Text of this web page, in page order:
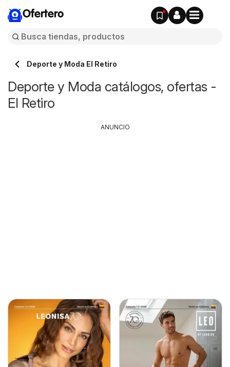
Ofertero
Deporte y Moda El Retiro
Deporte y Moda catálogos, ofertas -
El Retiro
ANUNCIO